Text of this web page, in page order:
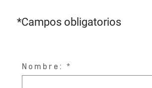
*Campos obligatorios
Nombre: